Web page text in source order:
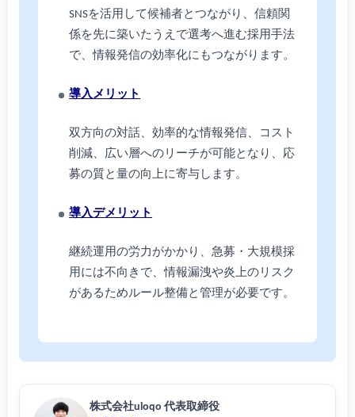
SNSを活用して候補者とつながり、信頼関
係を先に築いたうえで選考へ進む採用手法
で、情報発信の効率化にもつながります。
導入メリット
双方向の対話、効率的な情報発信、コスト
削減、広い層へのリーチが可能となり、応
募の質と量の向上に寄与します。
導入デメリット
継続運用の労力がかかり、急募・大規模採
用には不向きで、情報漏洩や炎上のリスク
があるためルール整備と管理が必要です。
株式会社uloqo 代表取締役